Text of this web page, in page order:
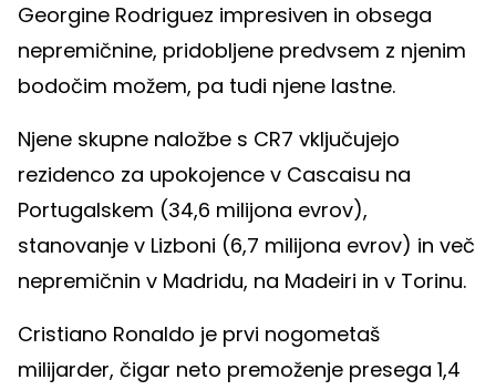
Georgine Rodriguez impresiven in obsega
nepremičnine, pridobljene predvsem z njenim
bodočim možem, pa tudi njene lastne.
Njene skupne naložbe s CR7 vključujejo
rezidenco za upokojence v Cascaisu na
Portugalskem (34,6 milijona evrov),
stanovanje v Lizboni (6,7 milijona evrov) in več
nepremičnin v Madridu, na Madeiri in v Torinu.
Cristiano Ronaldo je prvi nogometaš
milijarder, čigar neto premoženje presega 1,4